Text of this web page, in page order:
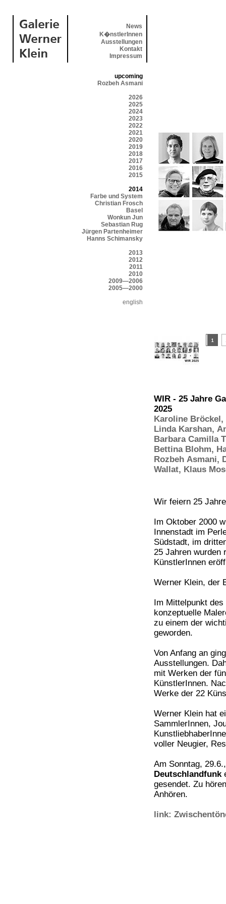
News
K�nstlerInnen
Ausstellungen
Kontakt
Impressum
upcoming
Rozbeh Asmani
2026
2025
2024
2023
2022
2021
2020
2019
2018
2017
2016
2015
2014
Farbe und System
Christian Frosch
Basel
Wonkun Jun
Sebastian Rug
Jürgen Partenheimer
Hanns Schimansky
2013
2012
2011
2010
2009—2006
2005—2000
english
WIR - 25 Jahre
2025
Karoline Bröckel,
Linda Karshan,
Barbara Camilla
Bettina Blohm,
Rozbeh Asmani,
Wallat, Klaus
Wir feiern 25
Im Oktober 2000
Innenstadt im
Südstadt, im
25 Jahren wurden
KünstlerInnen
Werner Klein, der
Im Mittelpunkt
konzeptuelle
zu einem der
geworden.
Von Anfang an
Ausstellungen.
mit Werken der
KünstlerInnen.
Werke der 22
Werner Klein hat
SammlerInnen,
voller Neugier,
Am Sonntag,
Deutschlandfunk
gesendet. Zu
Anhören.
link: